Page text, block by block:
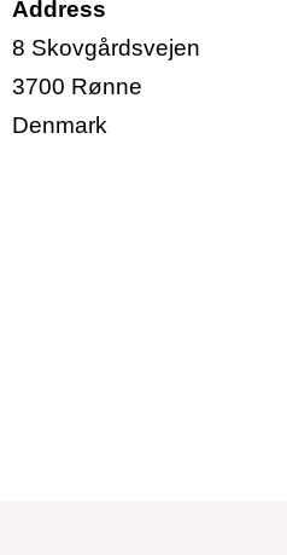
Address
8 Skovgårdsvejen
3700 Rønne
Denmark